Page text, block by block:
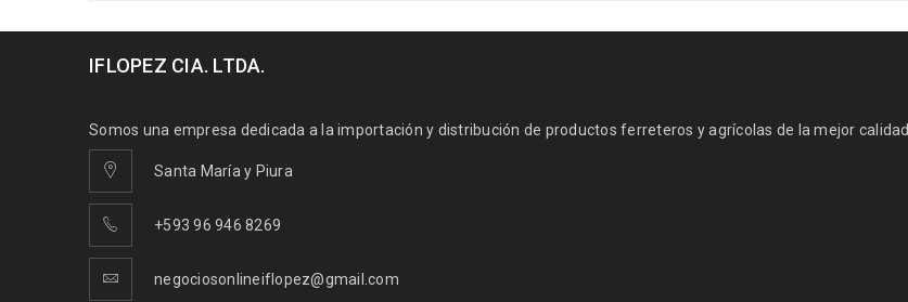
IFLOPEZ CIA. LTDA.
Somos una empresa dedicada a la importación y distribución de productos ferreteros y agrícolas de la mejor calidad.
Santa María y Piura
+593 96 946 8269
negociosonlineiflopez@gmail.com